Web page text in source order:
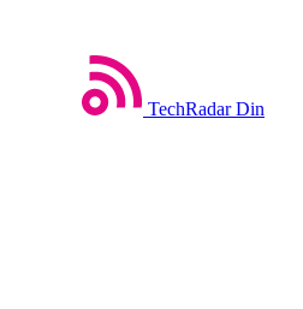
TechRadar Din